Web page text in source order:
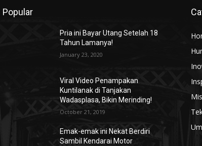
Popular
Pria ini Bayar Utang Setelah 18
Tahun Lamanya!
January 23, 2020
Viral Video Penampakan
Kuntilanak di Tanjakan
Wadasplasa, Bikin Merinding!
October 21, 2019
Emak-emak ini Nekat Berdiri
Sambil Kendarai Motor